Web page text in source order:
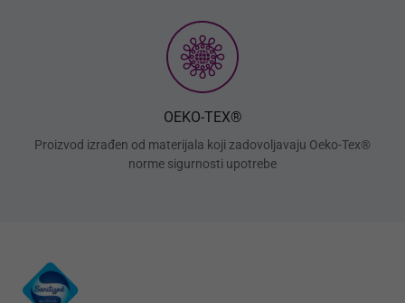
OEKO-TEX®
Proizvod izrađen od materijala koji zadovoljavaju Oeko-Tex®
norme sigurnosti upotrebe